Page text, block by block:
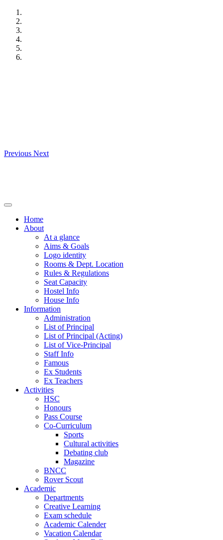
Skip
content
Previous Next
Home
About
At a glance
Aims & Goals
Logo identity
Rooms & Dept. Location
Rules & Regulations
Seat Capacity
Hostel Info
House Info
Information
Administration
List of Principal
List of Principal (Acting)
List of Vice-Principal
Staff Info
Famous
Ex Students
Ex Teachers
Activities
HSC
Honours
Pass Course
Co-Curriculum
Sports
Cultural activities
Debating club
Magazine
BNCC
Rover Scout
Academic
Departments
Creative Learning
Exam schedule
Academic Calender
Vacation Calendar